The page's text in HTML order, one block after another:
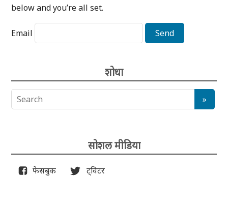
below and you’re all set.
Email
शोधा
सोशल मीडिया
फेसबुक ट्विटर